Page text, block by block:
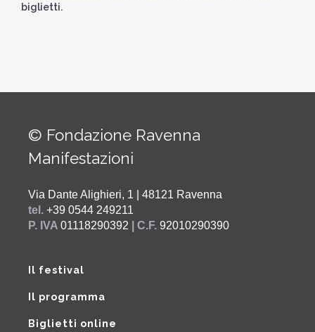
biglietti.
© Fondazione Ravenna
Manifestazioni
Via Dante Alighieri, 1 | 48121 Ravenna
tel. +39 0544 249211
P. IVA 01118290392 | C.F. 92010290390
Il festival
Il programma
Biglietti online